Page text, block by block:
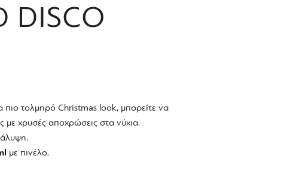
DISCO
πιο τολμηρό Christmas look, μπορείτε να
χρυσές αποχρώσεις στα νύχια.
με πινέλο.